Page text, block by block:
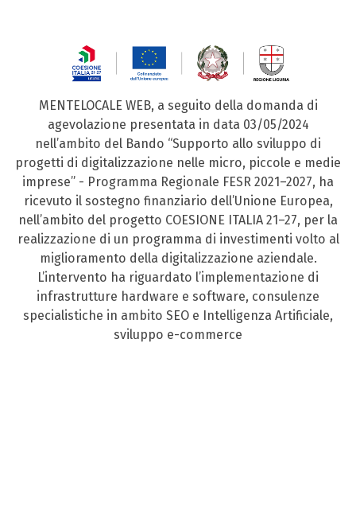
MENTELOCALE WEB, a seguito della domanda di
agevolazione presentata in data 03/05/2024
nell’ambito del Bando “Supporto allo sviluppo di
progetti di digitalizzazione nelle micro, piccole e medie
imprese” - Programma Regionale FESR 2021–2027, ha
ricevuto il sostegno finanziario dell’Unione Europea,
nell’ambito del progetto COESIONE ITALIA 21–27, per la
realizzazione di un programma di investimenti volto al
miglioramento della digitalizzazione aziendale.
L’intervento ha riguardato l’implementazione di
infrastrutture hardware e software, consulenze
specialistiche in ambito SEO e Intelligenza Artificiale,
sviluppo e-commerce